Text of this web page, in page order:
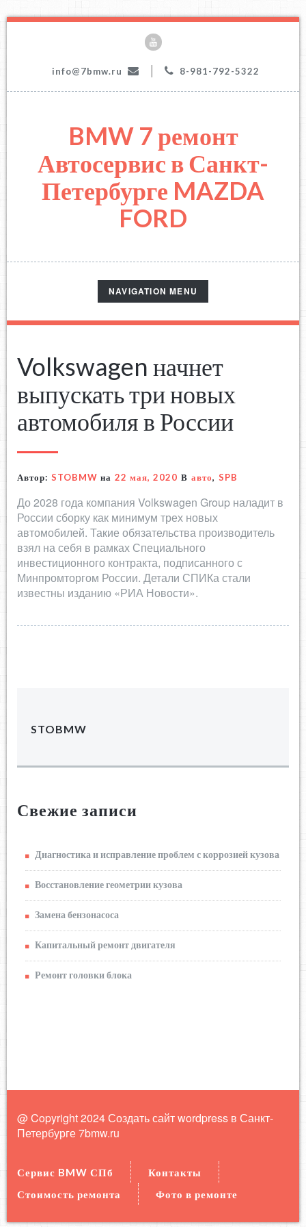
info@7bmw.ru 8-981-792-5322
BMW 7 ремонт
Автосервис в Санкт-
Петербурге MAZDA
FORD
TOGGLE
NAVIGATION
NAVIGATION MENU
Volkswagen начнет
выпускать три новых
автомобиля в России
Автор: STOBMW на 22 мая, 2020 В авто, SPB
До 2028 года компания Volkswagen Group наладит в
России сборку как минимум трех новых
автомобилей. Такие обязательства производитель
взял на себя в рамках Специального
инвестиционного контракта, подписанного с
Минпромторгом России. Детали СПИКа стали
известны изданию «РИА Новости».
STOBMW
Свежие записи
Диагностика и исправление проблем с коррозией кузова
Восстановление геометрии кузова
Замена бензонасоса
Капитальный ремонт двигателя
Ремонт головки блока
@ Copyright 2024 Создать сайт wordpress в Санкт-
Петербурге7bmw.ru
Сервис BMW СПб
Контакты
Стоимость ремонта
Фото в ремонте